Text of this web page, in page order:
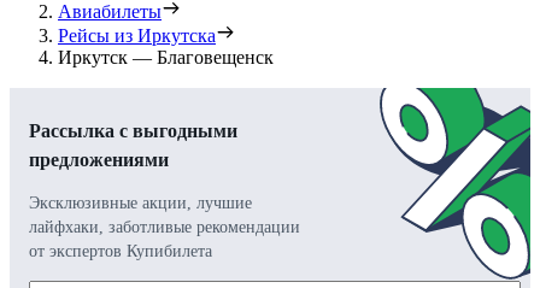
Авиабилеты
Рейсы из Иркутска
Иркутск — Благовещенск
Рассылка с выгодными
предложениями
Эксклюзивные акции, лучшие
лайфхаки, заботливые рекомендации
от экспертов Купибилета